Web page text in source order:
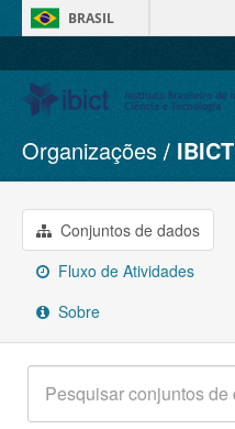
BRASIL
Conjuntos de dados
Organizações
Grupos
Sobre
Organizações IBICT
Conjuntos de dados
Fluxo de Atividades
Sobre